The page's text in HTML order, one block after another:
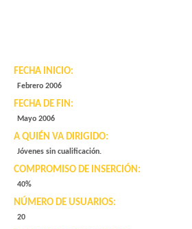
FECHA INICIO:
Febrero 2006
FECHA DE FIN:
Mayo 2006
A QUIÉN VA DIRIGIDO:
Jóvenes sin cualificación.
COMPROMISO DE INSERCIÓN:
40%
NÚMERO DE USUARIOS:
20